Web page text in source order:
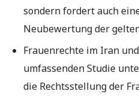
sondern fordert auch
Neubewertung der
Frauenrechte im Iran
umfassenden Studie
die Rechtsstellung der